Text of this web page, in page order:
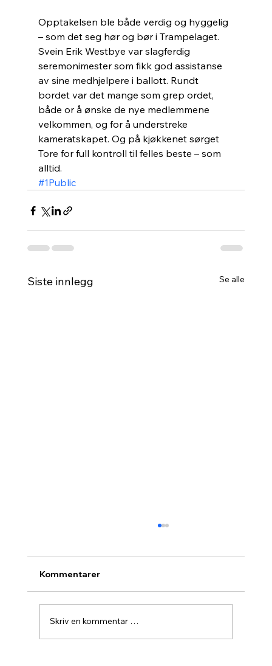
Opptakelsen ble både verdig og hyggelig
– som det seg hør og bør i Trampelaget.
Svein Erik Westbye var slagferdig
seremonimester som fikk god assistanse
av sine medhjelpere i ballott. Rundt
bordet var det mange som grep ordet,
både or å ønske de nye medlemmene
velkommen, og for å understreke
kameratskapet. Og på kjøkkenet sørget
Tore for full kontroll til felles beste – som
alltid.
#1Public
Siste innlegg Se alle
Kommentarer
Skriv en kommentar …